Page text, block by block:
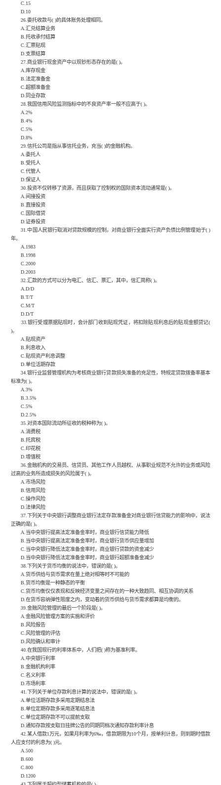
C.15
D.10
26.委托收款与( )的具体账务处理相同。
A.汇兑结算业务
B.托收承付结算
C.汇票贴现
D.支票结算
27.商业银行现金资产中以现钞形态存在的是( )。
A.库存现金
B.法定准备金
C.超额准备金
D.同业存款
28.我国信用风险监测指标中的不良资产率一般不应高于( )。
A.2%
B.4%
C.5%
D.8%
29.信托公司是指从事信托业务，充当( )的金融机构。
A.委托人
B.受托人
C.代管人
D.保证人
30.投资不仅转移了资源，而且获取了控制权的国际资本流动通常是( )。
A.间接投资
B.直接投资
C.国际借贷
D.证券投资
31.中国人民银行取消对贷款规模的控制，对商业银行全面实行资产负债比例管理始于( )
年。
A.1983
B.1998
C.2000
D.2003
32.汇款的方式可以分为电汇、信汇、票汇，其中，信汇简称( )。
A.D/D
B.T/T
C.M/T
D.D/T
33.银行受理票据贴现时，会计部门收到贴现凭证，将扣除贴现利息后的贴现金额贷记(
)。
A.贴现资产
B.利息收入
C.贴现资产利息调整
D.单位活期存款
34.银行业监督管理机构为考核商业银行贷款损失准备的充足性，特规定贷款拨备率基本
标准为( )。
A.3%
B.3.5%
C.5%
D.2.5%
35.对资本国际流动所征收的税种称为( )。
A.消费税
B.托宾税
C.印花税
D.增值税
36.金融机构的交易员、信贷员、其他工作人员越权、从事职业规范不允许的业务或风险
过高的业务所造成损失的风险属于( )。
A.市场风险
B.信用风险
C.操作风险
D.法律风险
37.下列关于中央银行调整商业银行法定存款准备金对商业银行信贷能力的影响中，说法
正确的是( )。
A.当中央银行提高法定准备金率时，商业银行信贷能力降低
B.当中央银行提高法定准备金率时，商业银行货币供应量增加
C.当中央银行降低法定准备金率时，商业银行贷款的资金减少
D.当中央银行降低法定准备金率时，商业银行超额准备金减少
38.下列关于货币均衡的说法中，错误的是( )。
A.货币供给与货币需求在量上绝对相等时不可能的
B.货币均衡是一种静态的平衡
C.货币均衡仅仅表现和反映经济变量之间存在的一种大致趋同、相互协调的关系
D.在货币容纳弹性限度之内，变动着的货币供给与货币需求都算是均衡的。
39.金融风险管理的最后一个阶段是( )。
A.金融风险管理方案的实施和评价
B.风险报告
C.风险管理的评估
D.风险确认和审计
40.在我国现行的利率体系中，人们把( )称为基准利率。
A.中央银行利率
B.金融机构利率
C.名义利率
D.市场利率
41.下列关于单位存款利息计算的说法中，错误的是( )。
A.单位活期存款多采用定期结息法
B.单位定期存款多采用逐笔结息法
C.单位定期存款不可以提前支取
D.通知存款按支取日挂牌公告的同期同档次通知存款利率计息
42.某人借款1万元，如果月利率为6‰，借款期限为10个月，按单利计息，则到期时借款
人应支付的利息为( )元。
A.500
B.600
C.800
D.1200